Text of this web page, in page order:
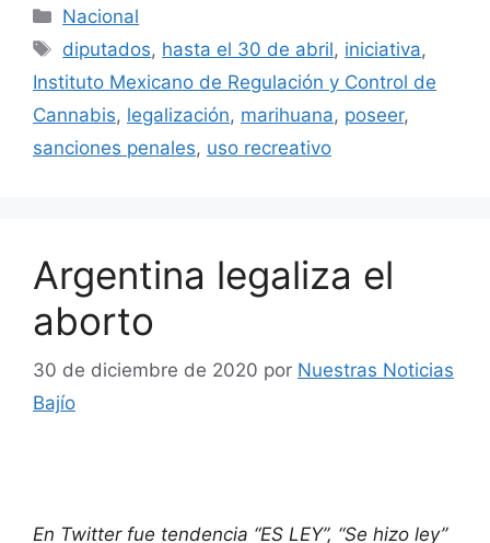
Categorías
Nacional
Etiquetas
diputados, hasta el 30 de abril, iniciativa,
Instituto Mexicano de Regulación y Control de
Cannabis, legalización, marihuana, poseer,
sanciones penales, uso recreativo
Argentina legaliza el
aborto
30 de diciembre de 2020 por Nuestras Noticias
Bajío
En Twitter fue tendencia “ES LEY”, “Se hizo ley”